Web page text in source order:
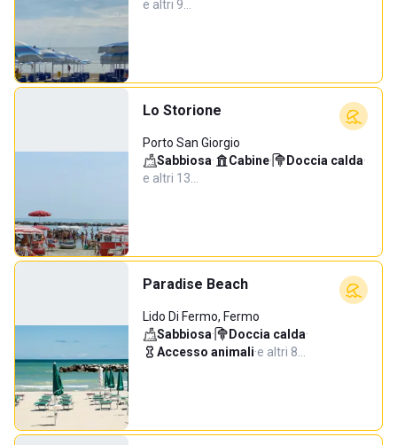
e altri 9…
Lo Storione
Porto San Giorgio
Sabbiosa· Cabine· Doccia calda·
e altri 13…
Paradise Beach
Lido Di Fermo, Fermo
Sabbiosa· Doccia calda·
Accesso animali·e altri 8…